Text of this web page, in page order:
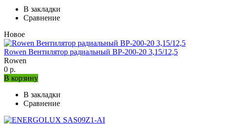
В закладки
Сравнение
Новое
Rowen Вентилятор радиальный ВР-200-20 3,15/12,5
Rowen
0 р.
В корзину
В закладки
Сравнение